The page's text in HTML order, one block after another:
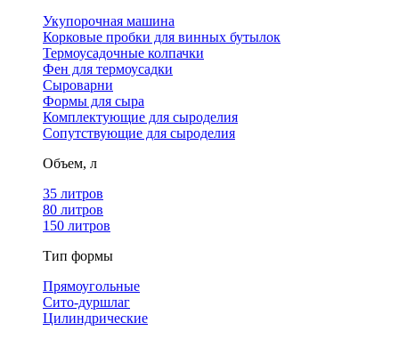
Укупорочная машина
Корковые пробки для винных бутылок
Термоусадочные колпачки
Фен для термоусадки
Сыроварни
Формы для сыра
Комплектующие для сыроделия
Сопутствующие для сыроделия
Объем, л
35 литров
80 литров
150 литров
Тип формы
Прямоугольные
Сито-дуршлаг
Цилиндрические